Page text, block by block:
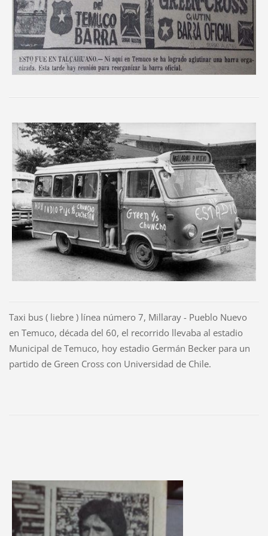
Taxi bus ( liebre ) línea número 7, Millaray - Pueblo Nuevo
en Temuco, década del 60, el recorrido llevaba al estadio
Municipal de Temuco, hoy estadio Germán Becker para un
partido de Green Cross con Universidad de Chile.